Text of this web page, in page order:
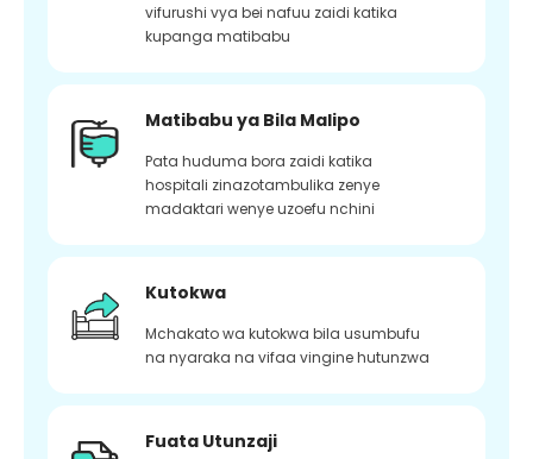
vifurushi vya bei nafuu zaidi katika
kupanga matibabu
Matibabu ya Bila Malipo
Pata huduma bora zaidi katika
hospitali zinazotambulika zenye
madaktari wenye uzoefu nchini
Kutokwa
Mchakato wa kutokwa bila usumbufu
na nyaraka na vifaa vingine hutunzwa
Fuata Utunzaji